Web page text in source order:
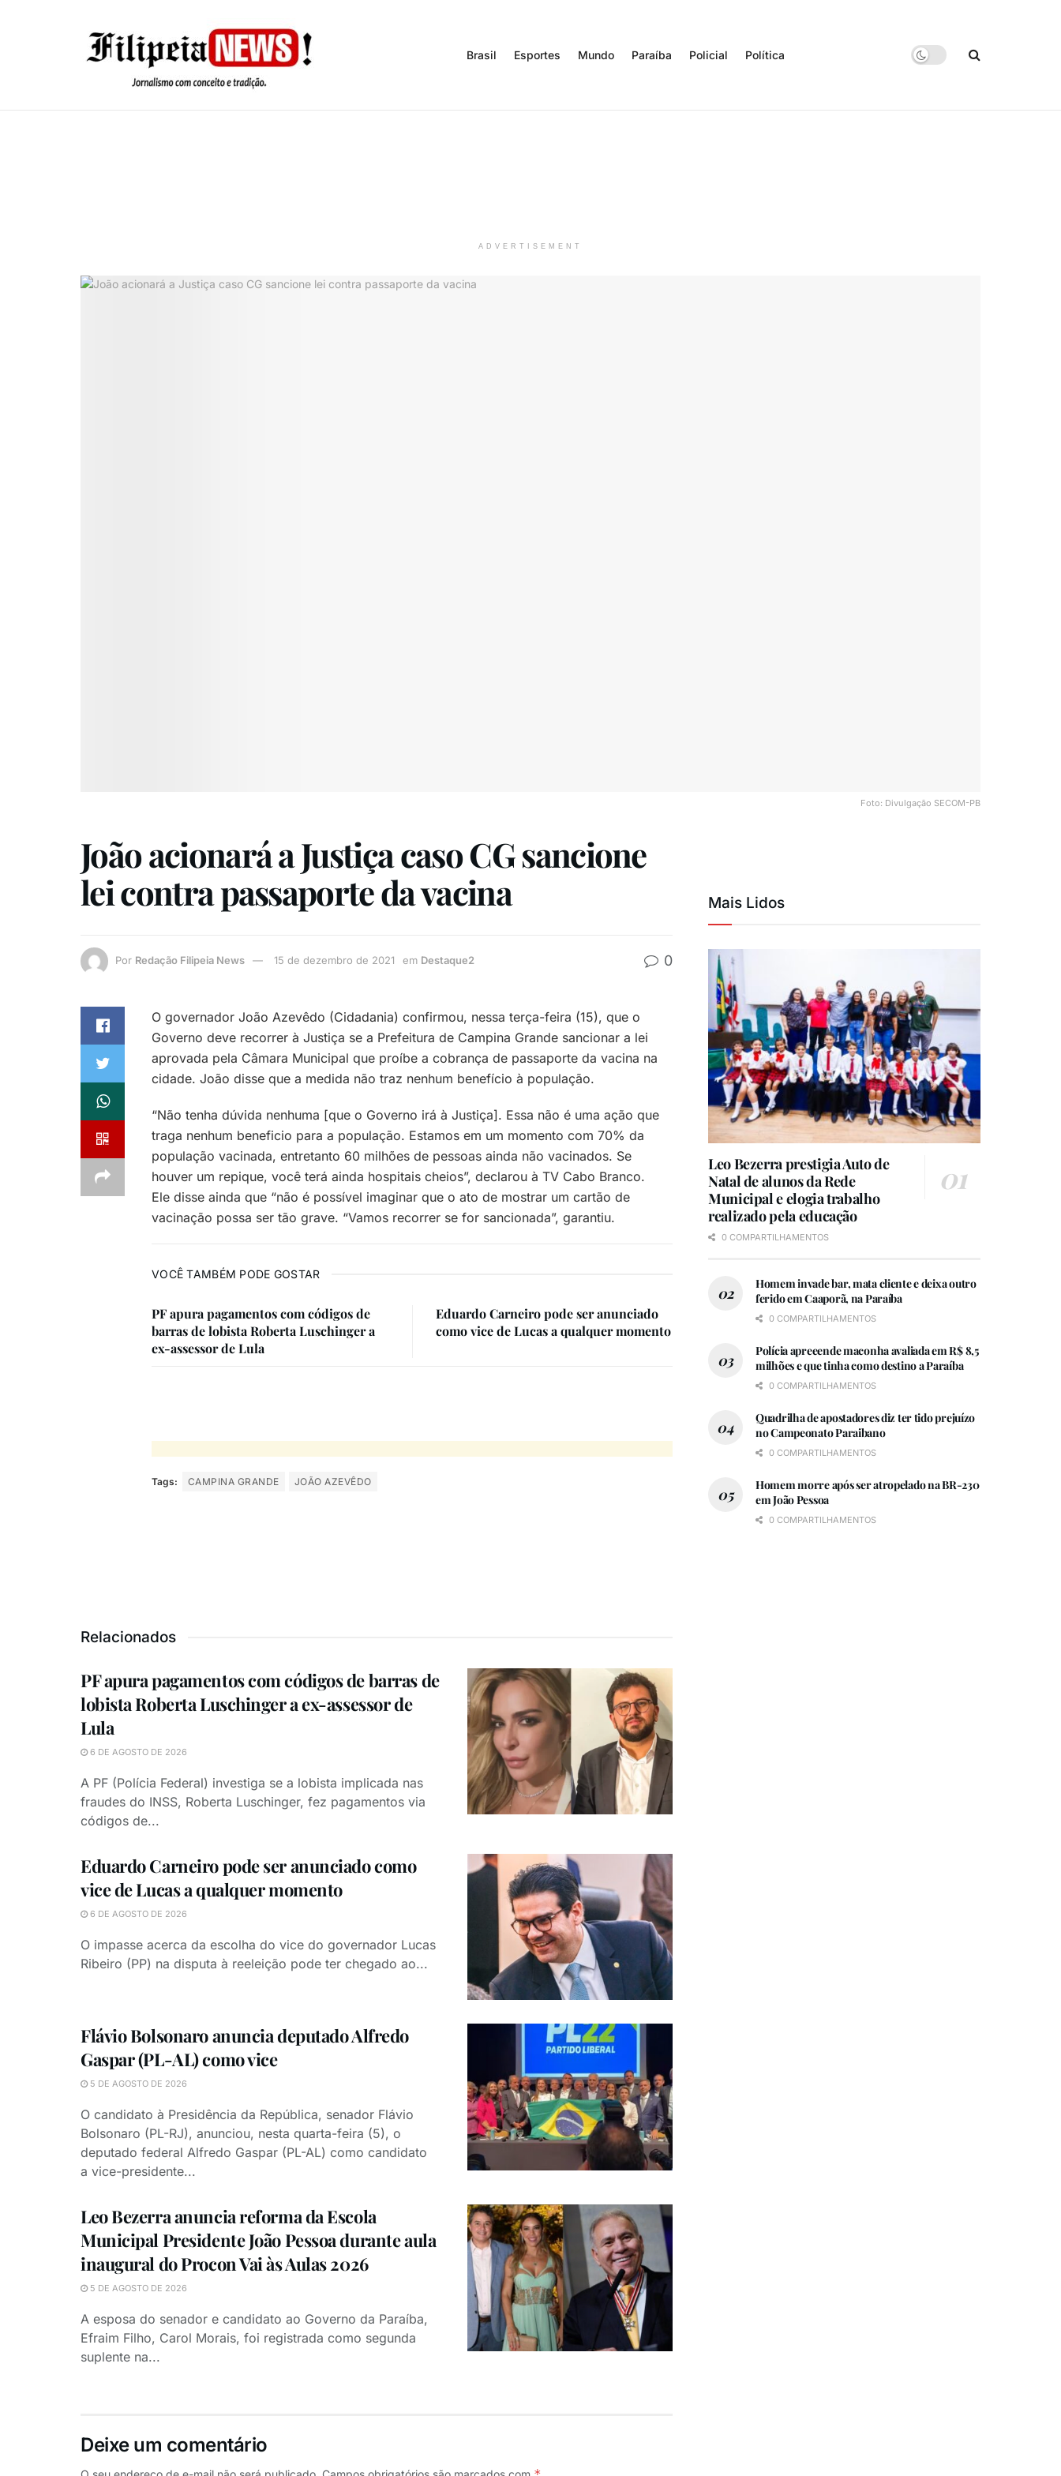
Brasil Esportes Mundo Paraíba Policial Política
ADVERTISEMENT
Foto: Divulgação SECOM-PB
João acionará a Justiça caso CG sancione
lei contra passaporte da vacina
Por Redação Filipeia News 15 de dezembro de 2021 em Destaque2 0
O governador João Azevêdo (Cidadania) confirmou, nessa terça-feira (15), que o
Governo deve recorrer à Justiça se a Prefeitura de Campina Grande sancionar a lei
aprovada pela Câmara Municipal que proíbe a cobrança de passaporte da vacina na
cidade. João disse que a medida não traz nenhum benefício à população.
“Não tenha dúvida nenhuma [que o Governo irá à Justiça]. Essa não é uma ação que
traga nenhum beneficio para a população. Estamos em um momento com 70% da
população vacinada, entretanto 60 milhões de pessoas ainda não vacinados. Se
houver um repique, você terá ainda hospitais cheios”, declarou à TV Cabo Branco.
Ele disse ainda que “não é possível imaginar que o ato de mostrar um cartão de
vacinação possa ser tão grave. “Vamos recorrer se for sancionada”, garantiu.
VOCÊ TAMBÉM PODE GOSTAR
PF apura pagamentos com códigos de
barras de lobista Roberta Luschinger a
ex-assessor de Lula
Eduardo Carneiro pode ser anunciado
como vice de Lucas a qualquer momento
Tags: CAMPINA GRANDE JOÃO AZEVÊDO
Relacionados
PF apura pagamentos com códigos de barras de
lobista Roberta Luschinger a ex-assessor de
Lula
6 DE AGOSTO DE 2026
A PF (Polícia Federal) investiga se a lobista implicada nas
fraudes do INSS, Roberta Luschinger, fez pagamentos via
códigos de...
Eduardo Carneiro pode ser anunciado como
vice de Lucas a qualquer momento
6 DE AGOSTO DE 2026
O impasse acerca da escolha do vice do governador Lucas
Ribeiro (PP) na disputa à reeleição pode ter chegado ao...
Flávio Bolsonaro anuncia deputado Alfredo
Gaspar (PL-AL) como vice
5 DE AGOSTO DE 2026
O candidato à Presidência da República, senador Flávio
Bolsonaro (PL-RJ), anunciou, nesta quarta-feira (5), o
deputado federal Alfredo Gaspar (PL-AL) como candidato
a vice-presidente...
Leo Bezerra anuncia reforma da Escola
Municipal Presidente João Pessoa durante aula
inaugural do Procon Vai às Aulas 2026
5 DE AGOSTO DE 2026
A esposa do senador e candidato ao Governo da Paraíba,
Efraim Filho, Carol Morais, foi registrada como segunda
suplente na...
Deixe um comentário
Mais Lidos
Leo Bezerra prestigia Auto de
Natal de alunos da Rede
Municipal e elogia trabalho
realizado pela educação
0 COMPARTILHAMENTOS
Homem invade bar, mata cliente e deixa outro
ferido em Caaporã, na Paraíba
0 COMPARTILHAMENTOS
Polícia apreeende maconha avaliada em R$ 8,5
milhões e que tinha como destino a Paraíba
0 COMPARTILHAMENTOS
Quadrilha de apostadores diz ter tido prejuízo
no Campeonato Paraibano
0 COMPARTILHAMENTOS
Homem morre após ser atropelado na BR-230
em João Pessoa
0 COMPARTILHAMENTOS